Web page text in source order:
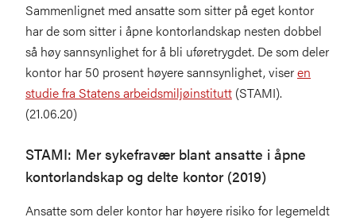
Sammenlignet med ansatte som sitter på eget kontor
har de som sitter i åpne kontorlandskap nesten dobbel
så høy sannsynlighet for å bli uføretrygdet. De som deler
kontor har 50 prosent høyere sannsynlighet, viseren
studie fra Statens arbeidsmiljøinstitutt (STAMI).
(21.06.20)
STAMI: Mer sykefravær blant ansatte i åpne
kontorlandskap og delte kontor (2019)
Ansatte som deler kontor har høyere risiko for legemeldt